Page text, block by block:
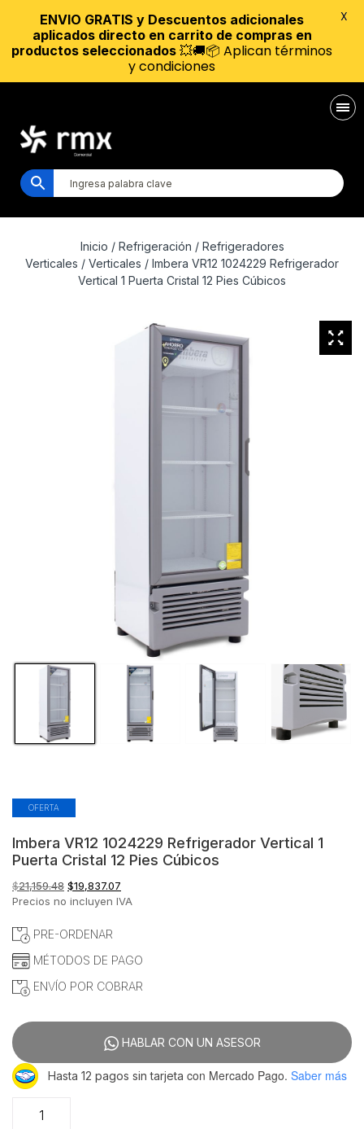
Inicio / Refrigeración / Refrigeradores
Verticales / Verticales / Imbera VR12 1024229 Refrigerador
Vertical 1 Puerta Cristal 12 Pies Cúbicos
OFERTA
Imbera VR12 1024229 Refrigerador Vertical 1
Puerta Cristal 12 Pies Cúbicos
$21,159.48 El
precio
era:
$19,837.07
precio
Precios no incluyen IVA
PRE-ORDENAR
MÉTODOS DE PAGO
ENVÍO POR COBRAR
HABLAR CON UN ASESOR
Hasta 12 pagos sin tarjeta con Mercado Pago. Saber más
ENVIO GRATIS y Descuentos adicionales
aplicados directo en carrito de compras en
productos seleccionados 💥🚚📦 Aplican términos
y condiciones
X